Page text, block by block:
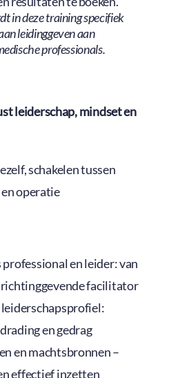
in deze training specifiek
leidinggeven aan
professionals.
leiderschap, mindset en
schakelen tussen
operatie
professional en leider: van
facilitator
en gedrag
en machtsbronnen –
effectief inzetten